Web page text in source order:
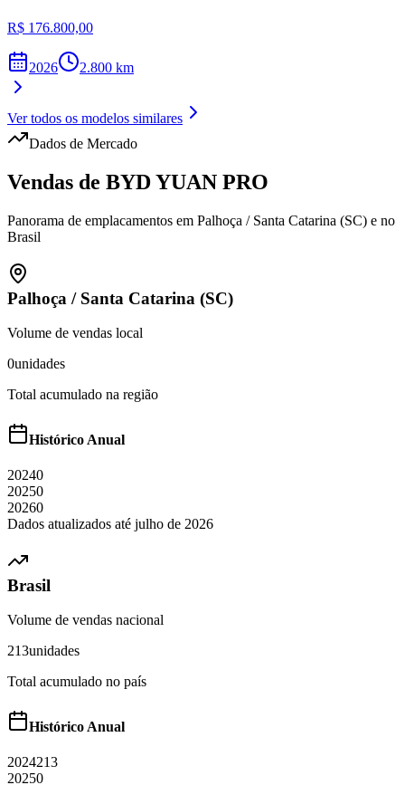
R$ 176.800,00
2026 2.800 km
Ver todos os modelos similares
Dados de Mercado
Vendas de BYDYUAN PRO
Panorama de emplacamentos em Palhoça / Santa Catarina (SC) e no
Brasil
Palhoça / Santa Catarina (SC)
Volume de vendas local
0unidades
Total acumulado na região
Histórico Anual
20240
20250
20260
Dados atualizados até julho de 2026
Brasil
Volume de vendas nacional
213unidades
Total acumulado no país
Histórico Anual
2024213
20250